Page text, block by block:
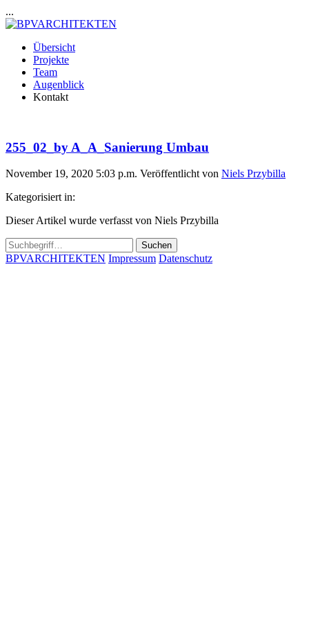
...
Übersicht
Projekte
Team
Augenblick
Kontakt
255_02_by A_A_Sanierung Umbau
November 19, 2020 5:03 p.m. Veröffentlicht von Niels Przybilla
Kategorisiert in:
Dieser Artikel wurde verfasst von Niels Przybilla
Suchen
BPVARCHITEKTEN Impressum Datenschutz